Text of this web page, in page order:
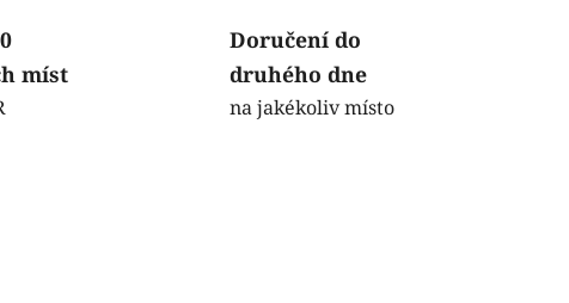
míst
Doručení do
druhého dne
na jakékoliv místo